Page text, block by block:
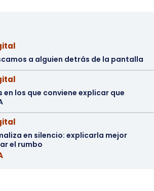
a alguien detrás de la pantalla
en los que conviene explicar que
en silencio: explicarla mejor
el rumbo